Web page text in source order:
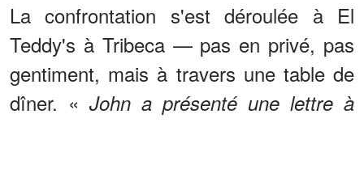
La confrontation s'est déroulée à El
Teddy's à Tribeca — pas en privé, pas
gentiment, mais à travers une table de
dîner. « John a présenté une lettre à